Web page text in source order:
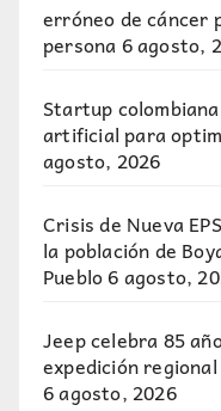
erróneo de cáncer
persona6 agosto,
Startup
artificial para
agosto, 2026
Crisis de Nueva
la población de
Pueblo6 agosto,
Jeep celebra 85
expedición
6 agosto, 2026